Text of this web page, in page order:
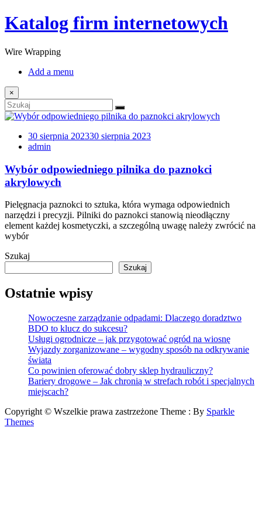
Katalog firm internetowych
Wire Wrapping
Add a menu
×
30 sierpnia 202330 sierpnia 2023
admin
Wybór odpowiedniego pilnika do paznokci
akrylowych
Pielęgnacja paznokci to sztuka, która wymaga odpowiednich
narzędzi i precyzji. Pilniki do paznokci stanowią nieodłączny
element każdej kosmetyczki, a szczególną uwagę należy zwrócić na
wybór
Szukaj
Szukaj
Ostatnie wpisy
Nowoczesne zarządzanie odpadami: Dlaczego doradztwo
BDO to klucz do sukcesu?
Usługi ogrodnicze – jak przygotować ogród na wiosnę
Wyjazdy zorganizowane – wygodny sposób na odkrywanie
świata
Co powinien oferować dobry sklep hydrauliczny?
Bariery drogowe – Jak chronią w strefach robót i specjalnych
miejscach?
Copyright © Wszelkie prawa zastrzeżone Theme : By Sparkle
Themes